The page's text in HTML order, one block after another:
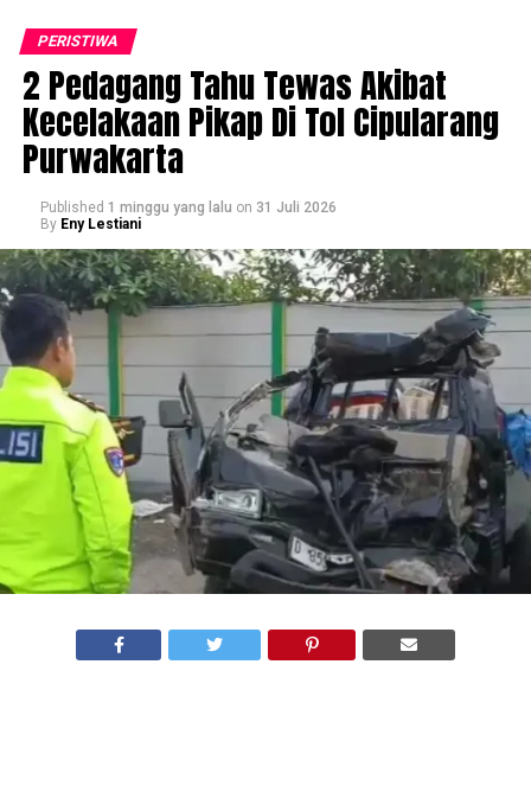
PERISTIWA
2 Pedagang Tahu Tewas Akibat
Kecelakaan Pikap Di Tol Cipularang
Purwakarta
Published 1 minggu yang lalu on 31 Juli 2026
By Eny Lestiani